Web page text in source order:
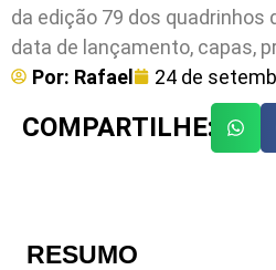
da edição 79 dos quadrinhos
data de lançamento, capas,
Por: Rafael 24 de
COMPARTILHE:
RESUMO